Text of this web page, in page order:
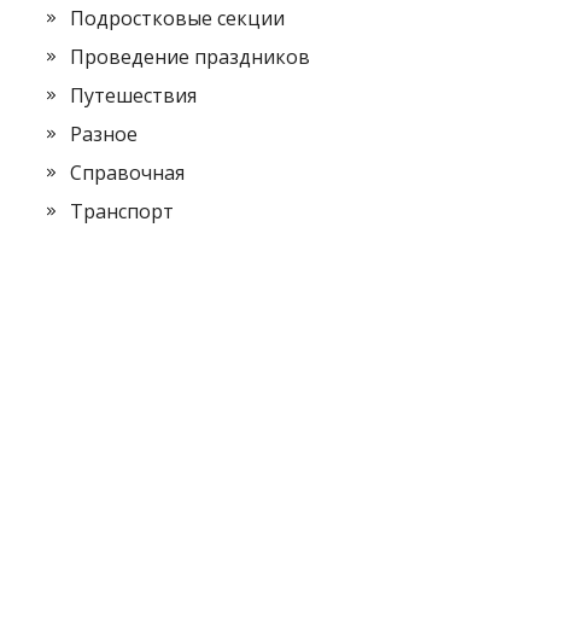
Подростковые секции
Проведение праздников
Путешествия
Разное
Справочная
Транспорт